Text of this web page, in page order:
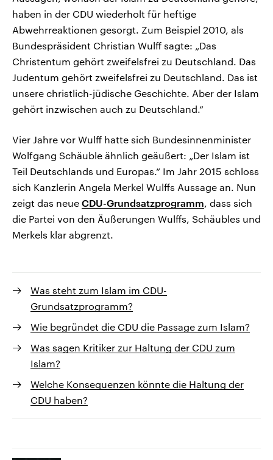
haben in der CDU wiederholt für heftige
Abwehrreaktionen gesorgt. Zum Beispiel 2010, als
Bundespräsident Christian Wulff sagte: „Das
Christentum gehört zweifelsfrei zu Deutschland. Das
Judentum gehört zweifelsfrei zu Deutschland. Das ist
unsere christlich-jüdische Geschichte. Aber der Islam
gehört inzwischen auch zu Deutschland.“
Vier Jahre vor Wulff hatte sich Bundesinnenminister
Wolfgang Schäuble ähnlich geäußert: „Der Islam ist
Teil Deutschlands und Europas.“ Im Jahr 2015 schloss
sich Kanzlerin Angela Merkel Wulffs Aussage an. Nun
zeigt das neue CDU-Grundsatzprogramm, dass sich
die Partei von den Äußerungen Wulffs, Schäubles und
Merkels klar abgrenzt.
Was steht zum Islam im CDU-
Grundsatzprogramm?
Wie begründet die CDU die Passage zum Islam?
Was sagen Kritiker zur Haltung der CDU zum
Islam?
Welche Konsequenzen könnte die Haltung der
CDU haben?